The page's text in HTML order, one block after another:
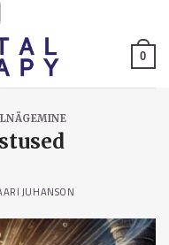
0
JUHANSON